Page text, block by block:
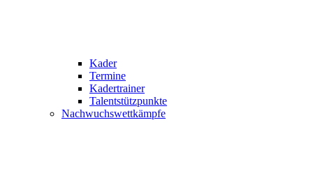
Kader
Termine
Kadertrainer
Talentstützpunkte
Nachwuchswettkämpfe